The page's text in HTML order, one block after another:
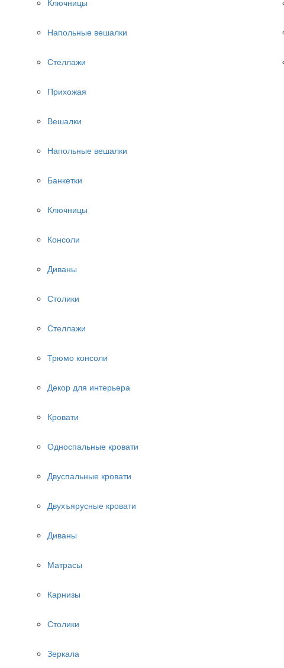
Напольные вешалки
Стеллажи
Прихожая
Вешалки
Напольные вешалки
Банкетки
Ключницы
Консоли
Диваны
Столики
Стеллажи
Трюмо консоли
Декор для интерьера
Кровати
Односпальные кровати
Двуспальные кровати
Двухъярусные кровати
Диваны
Матрасы
Карнизы
Столики
Зеркала